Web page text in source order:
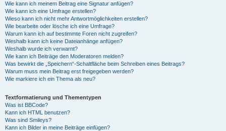
Wie kann ich meinem Beitrag eine Signatur anfügen?
Wie kann ich eine Umfrage erstellen?
Wieso kann ich nicht mehr Antwortmöglichkeiten erstellen?
Wie bearbeite oder lösche ich eine Umfrage?
Warum kann ich auf bestimmte Foren nicht zugreifen?
Weshalb kann ich keine Dateianhänge anfügen?
Weshalb wurde ich verwarnt?
Wie kann ich Beiträge den Moderatoren melden?
Was bewirkt die „Speichern“-Schaltfläche beim Schreiben eines Beitrags?
Warum muss mein Beitrag erst freigegeben werden?
Wie markiere ich ein Thema als neu?
Textformatierung und Thementypen
Was ist BBCode?
Kann ich HTML benutzen?
Was sind Smileys?
Kann ich Bilder in meine Beiträge einfügen?